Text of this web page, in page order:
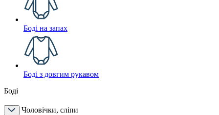
Боді на запах
Боді з довгим рукавом
Боді
Чоловічки, сліпи